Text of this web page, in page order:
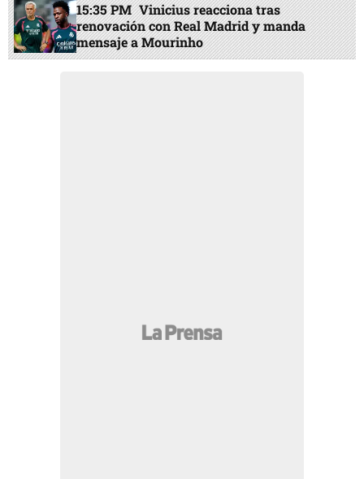
15:35 PM Vinicius reacciona tras
renovación con Real Madrid y manda
mensaje a Mourinho